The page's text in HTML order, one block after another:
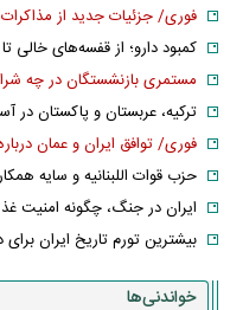
فوری/ جزئیات جدید از
کمبود دارو؛ از قفسه‌های خالی تا
مستمری بازنشستگان در چه
ترکیه، عربستان و پاکستان در
فوری/ توافق ایران و عمان
حزب قوات اللبنانیه و سایه
ایران در جنگ، چگونه امنیت
بیشترین تورم تاریخ ایران
خواندنی‌ها